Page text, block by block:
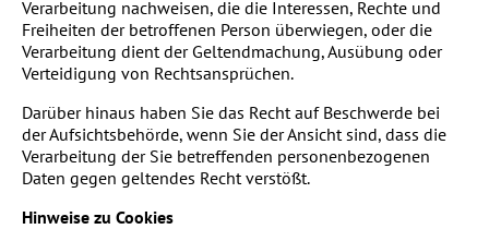
Verarbeitung nachweisen, die die Interessen, Rechte und
Freiheiten der betroffenen Person überwiegen, oder die
Verarbeitung dient der Geltendmachung, Ausübung oder
Verteidigung von Rechtsansprüchen.
Darüber hinaus haben Sie das Recht auf Beschwerde bei
der Aufsichtsbehörde, wenn Sie der Ansicht sind, dass die
Verarbeitung der Sie betreffenden personenbezogenen
Daten gegen geltendes Recht verstößt.
Hinweise zu Cookies